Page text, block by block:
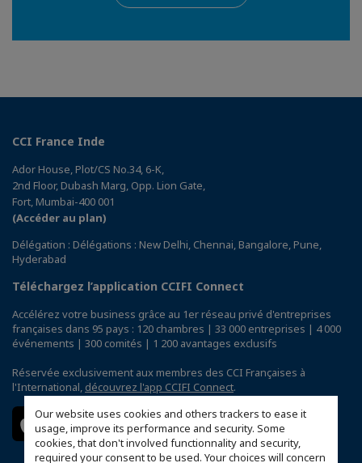
Our website uses cookies and others trackers to ease it
usage, improve its performance and security. Some
cookies, that don't involved functionnality and security,
required your consent to be used. Your choices will concern
CCI France Inde
Ador House, Plot/CS No.34, 6-K,
2nd Floor, Dubash Marg, Opp. Lion Gate,
Fort, Mumbai-400 001
(Accéder au plan)
Délégation : Délégations : New Delhi, Chennai, Bangalore, Pune,
Hyderabad
Téléchargez l’application CCIFI Connect
Accélérez votre business grâce au 1er réseau privé d'entreprises
françaises dans 95 pays : 120 chambres | 33 000 entreprises | 4 000
événements | 300 comités | 1 200 avantages exclusifs
Réservée exclusivement aux membres des CCI Françaises à
l'International, découvrez l'app CCIFI Connect.